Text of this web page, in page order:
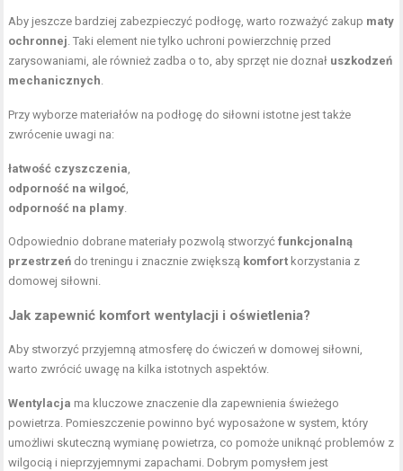
Aby jeszcze bardziej zabezpieczyć podłogę, warto rozważyć zakup maty
ochronnej. Taki element nie tylko uchroni powierzchnię przed
zarysowaniami, ale również zadba o to, aby sprzęt nie doznał uszkodzeń
mechanicznych.
Przy wyborze materiałów na podłogę do siłowni istotne jest także
zwrócenie uwagi na:
łatwość czyszczenia,
odporność na wilgoć,
odporność na plamy.
Odpowiednio dobrane materiały pozwolą stworzyćfunkcjonalną
przestrzeń do treningu i znacznie zwiększą komfort korzystania z
domowej siłowni.
Jak zapewnić komfort wentylacji i oświetlenia?
Aby stworzyć przyjemną atmosferę do ćwiczeń w domowej siłowni,
warto zwrócić uwagę na kilka istotnych aspektów.
Wentylacja ma kluczowe znaczenie dla zapewnienia świeżego
powietrza. Pomieszczenie powinno być wyposażone w system, który
umożliwi skuteczną wymianę powietrza, co pomoże uniknąć problemów z
wilgocią i nieprzyjemnymi zapachami. Dobrym pomysłem jest